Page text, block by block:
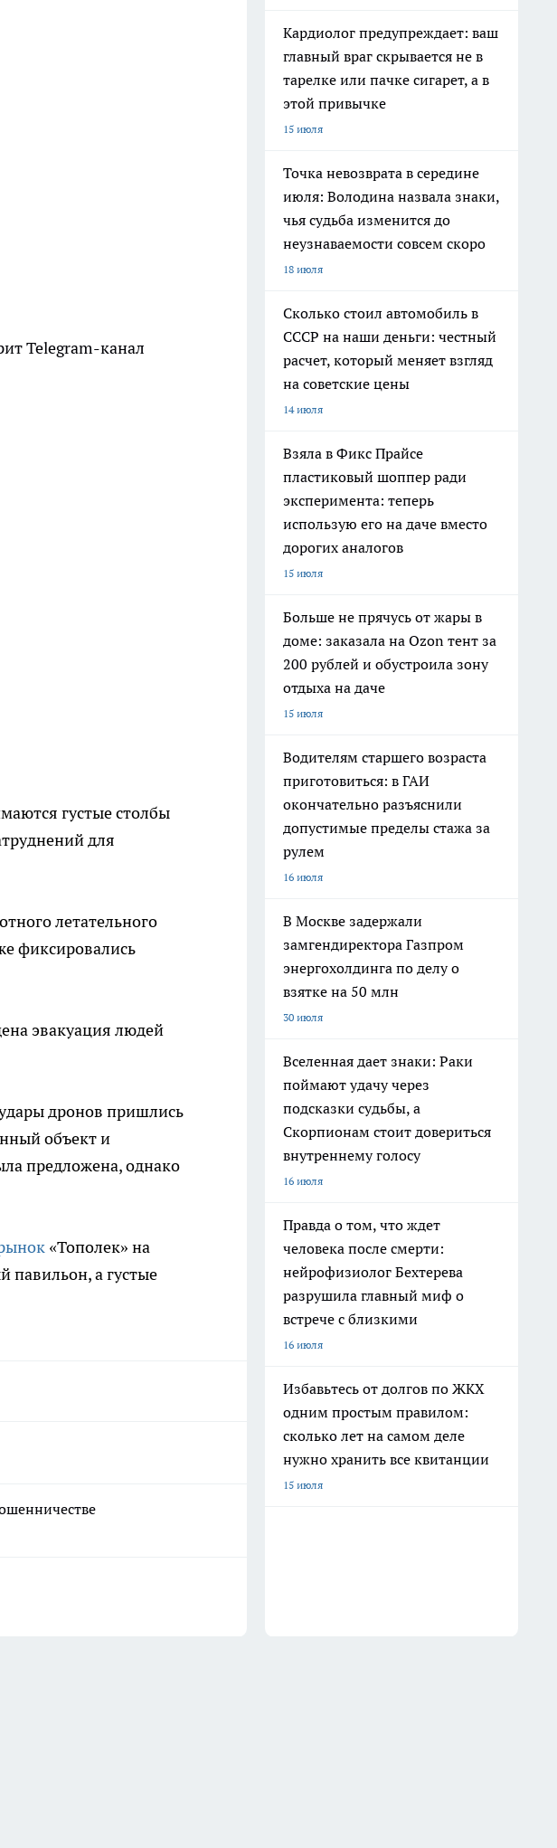
Telegram-канал
густые столбы
для
летательного
фиксировались
эвакуация людей
дронов пришлись
объект и
предложена, однако
«Тополек» на
а густые
Кардиолог предупреждает: ваш
главный враг скрывается не в
тарелке или пачке сигарет, а в
этой привычке
15 июля
Точка невозврата в середине
июля: Володина назвала знаки,
чья судьба изменится до
неузнаваемости совсем скоро
18 июля
Сколько стоил автомобиль в
СССР на наши деньги: честный
расчет, который меняет взгляд
на советские цены
14 июля
Взяла в Фикс Прайсе
пластиковый шоппер ради
эксперимента: теперь
использую его на даче вместо
дорогих аналогов
15 июля
Больше не прячусь от жары в
доме: заказала на Ozon тент за
200 рублей и обустроила зону
отдыха на даче
15 июля
Водителям старшего возраста
приготовиться: в ГАИ
окончательно разъяснили
допустимые пределы стажа за
рулем
16 июля
В Москве задержали
замгендиректора Газпром
энергохолдинга по делу о
взятке на 50 млн
30 июля
Вселенная дает знаки: Раки
поймают удачу через
подсказки судьбы, а
Скорпионам стоит довериться
внутреннему голосу
16 июля
Правда о том, что ждет
человека после смерти:
нейрофизиолог Бехтерева
разрушила главный миф о
встрече с близкими
16 июля
Избавьтесь от долгов по ЖКХ
одним простым правилом:
сколько лет на самом деле
нужно хранить все квитанции
15 июля